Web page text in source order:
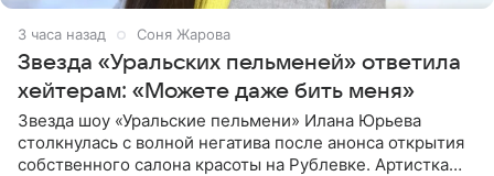
3 часа назад Соня Жарова
Звезда «Уральских пельменей» ответила
хейтерам: «Можете даже бить меня»
Звезда шоу «Уральские пельмени» Илана Юрьева
столкнулась с волной негатива после анонса открытия
собственного салона красоты на Рублевке. Артистка